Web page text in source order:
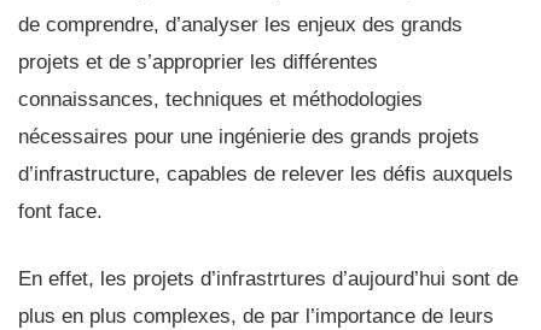
de comprendre, d’analyser les enjeux des grands
projets et de s’approprier les différentes
connaissances, techniques et méthodologies
nécessaires pour une ingénierie des grands projets
d’infrastructure, capables de relever les défis auxquels
font face.
En effet, les projets d’infrastrtures d’aujourd’hui sont de
plus en plus complexes, de par l’importance de leurs